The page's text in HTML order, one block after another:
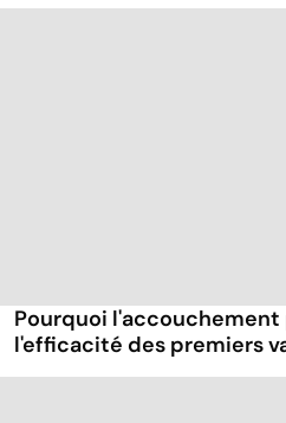
Pourquoi
l'efficacité des premiers